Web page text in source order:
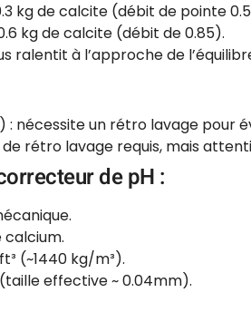
kg de calcite (débit de pointe
kg de calcite (débit de 0.85).
ralentit à l’approche de
nécessite un rétro lavage pour
rétro lavage requis, mais
de pH :
(~1440 kg/m³).
effective ~ 0.04mm).